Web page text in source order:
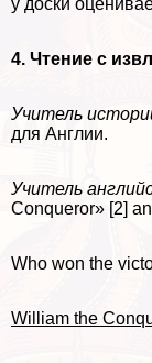
у доски
4. Чтение с
Учитель
для Англии.
Учитель
Conqueror» [2]
Who won the
William the